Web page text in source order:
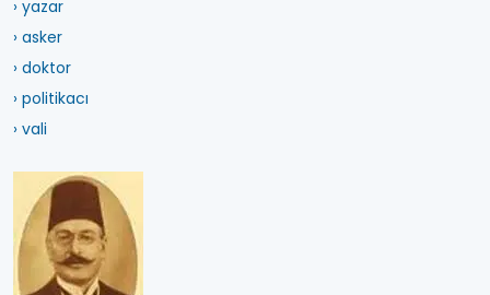
› yazar
› asker
› doktor
› politikacı
› vali